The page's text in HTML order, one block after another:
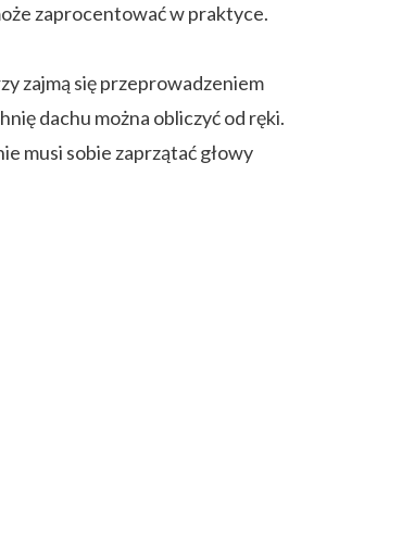
zaprocentować w praktyce.
zajmą się przeprowadzeniem
dachu można obliczyć od ręki.
musi sobie zaprzątać głowy